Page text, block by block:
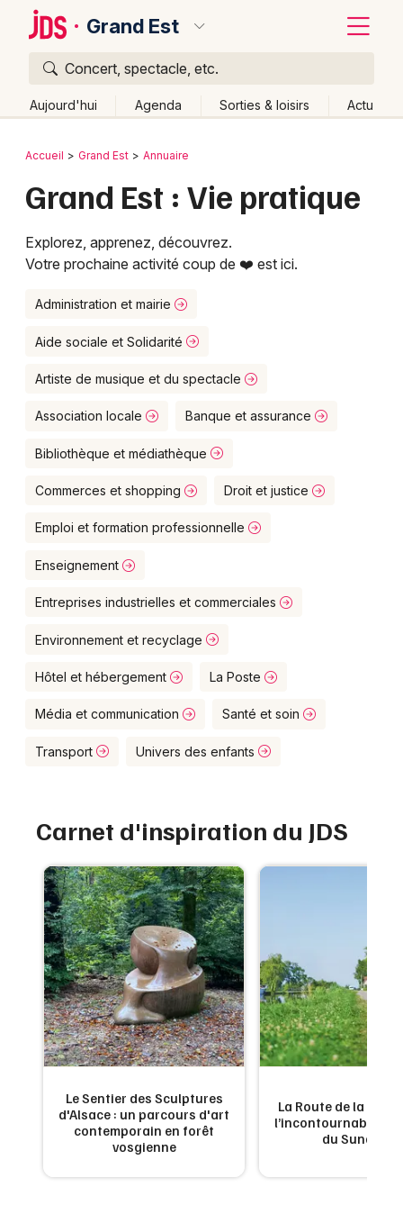
Grand Est
Concert, spectacle, etc.
Aujourd'hui Agenda Sorties & loisirs Actu
Publier un événement
Grands événements
Activité & Expérience
Concerts
Sports
Soirées
Sorties famille
Actus dans le Grand Est
Magazine dans le Grand Est
Choisir mes départements
Bordeaux
Lille
Lyon
Marseille
Mulhouse
Montpellier
Nantes
Nice
Paris
Strasbourg
Toulouse
Toutes les villes
Retour
Accueil Grand Est Annuaire
Grand Est : Vie pratique
Explorez, apprenez, découvrez.
Votre prochaine activité coup de ❤️ est ici.
Administration et mairie
Aide sociale et Solidarité
Artiste de musique et du spectacle
Association locale Banque et assurance
Bibliothèque et médiathèque
Commerces et shopping Droit et justice
Emploi et formation professionnelle
Enseignement
Entreprises industrielles et commerciales
Environnement et recyclage
Hôtel et hébergement La Poste
Média et communication Santé et soin
Transport Univers des enfants
Carnet d'inspiration du JDS
Le Sentier des Sculptures
d'Alsace : un parcours d'art
contemporain en forêt
vosgienne
La Route de la
l’incontournable
du Sundgau
Quoi ?
Où ?
Quand ?
Effacer les dates
Aujourd'hui
Demain Ce week-end